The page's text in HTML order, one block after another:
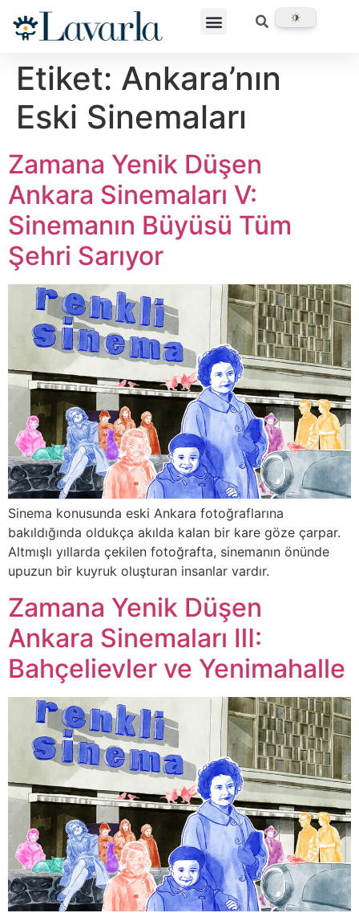
Etiket: Ankara’nın
Eski Sinemaları
Zamana Yenik Düşen
Ankara Sinemaları V:
Sinemanın Büyüsü Tüm
Şehri Sarıyor
Sinema konusunda eski Ankara fotoğraflarına
bakıldığında oldukça akılda kalan bir kare göze çarpar.
Altmışlı yıllarda çekilen fotoğrafta, sinemanın önünde
upuzun bir kuyruk oluşturan insanlar vardır.
Zamana Yenik Düşen
Ankara Sinemaları Ⅲ:
Bahçelievler ve Yenimahalle